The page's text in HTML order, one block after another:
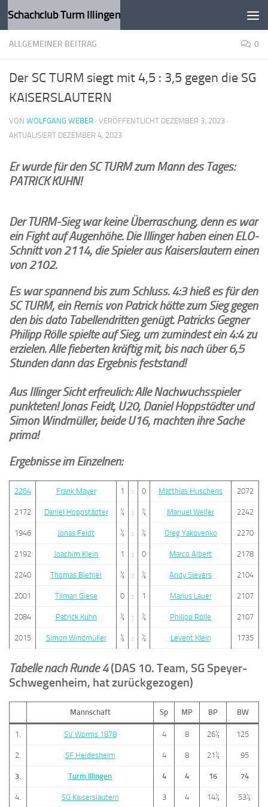
Zum Inhalt springen
Schachclub Turm Illingen
ALLGEMEINER BEITRAG 0
Der SC TURM siegt mit 4,5 : 3,5 gegen die SG
KAISERSLAUTERN
VON WOLFGANG WEBER · VERÖFFENTLICHT DEZEMBER 3, 2023 ·
AKTUALISIERT DEZEMBER 4, 2023
Er wurde für den SC TURM zum Mann des Tages:
PATRICK KUHN!
Der TURM-Sieg war keine Überraschung, denn es war
ein Fight auf Augenhöhe. Die Illinger haben einen ELO-
Schnitt von 2114, die Spieler aus Kaiserslautern einen
von 2102.
Es war spannend bis zum Schluss. 4:3 hieß es für den
SC TURM, ein Remis von Patrick hätte zum Sieg gegen
den bis dato Tabellendritten genügt. Patricks Gegner
Philipp Rölle spielte auf Sieg, um zumindest ein 4:4 zu
erzielen. Alle fieberten kräftig mit, bis nach über 6,5
Stunden dann das Ergebnis feststand!
Aus Illinger Sicht erfreulich: Alle Nachwuchsspieler
punkteten! Jonas Feidt, U20, Daniel Hoppstädter und
Simon Windmüller, beide U16, machten ihre Sache
prima!
Ergebnisse im Einzelnen:
2264 Frank Mayer 1 : 0 Matthias Huschens 2072
2172 Daniel Hoppstädter ½ : ½ Manuel Weller 2242
1946 Jonas Feidt ½ : ½ Oleg Yakovenko 2270
2192 Joachim Klein 1 : 0 Marco Albert 2178
2240 Thomas Biehler ½ : ½ Andy Sievers 2104
2001 Tilman Giese 0 : 1 Marius Lauer 2107
2084 Patrick Kuhn ½ : ½ Philipp Rölle 2107
2015 Simon Windmüller ½ : ½ Levent Klein 1735
Tabelle nach Runde 4(DAS 10. Team, SG Speyer-
Schwegenheim, hat zurückgezogen)
Mannschaft Sp MP BP BW
1. SV Worms 1878 4 8 26½ 125
2. SF Heidesheim 4 8 21½ 95
3. Turm Illingen 4 4 16 74
4. SG Kaiserslautern 3 4 14½ 53½